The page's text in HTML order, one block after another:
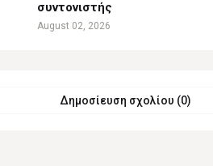
συντονιστής
August 02, 2026
Δημοσίευση σχολίου (0)